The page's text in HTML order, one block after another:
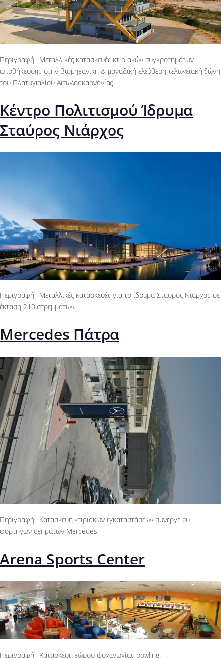
Περιγραφή : Μεταλλικές κατασκευές κτιριακών συγκροτημάτων
αποθήκευσης στην βιομηχανική & μοναδική ελεύθερη τελωνειακή ζώνη
του Πλατυγιαλίου Αιτωλοακαρνανίας.
Κέντρο Πολιτισμού Ίδρυμα
Σταύρος Νιάρχος
Περιγραφή : Μεταλλικές κατασκευές για το ίδρυμα Σταύρος Νιάρχος σε
έκταση 210 στρεμμάτων.
Mercedes Πάτρα
Περιγραφή : Κατασκευή κτιριακών εγκαταστάσεων συνεργείου
φορτηγών οχημάτων Mercedes.
Arena Sports Center
Περιγραφή : Κατασκευή χώρου ψυχαγωγίας bowling.